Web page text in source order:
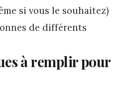
si vous le souhaitez)
de différents
à remplir pour